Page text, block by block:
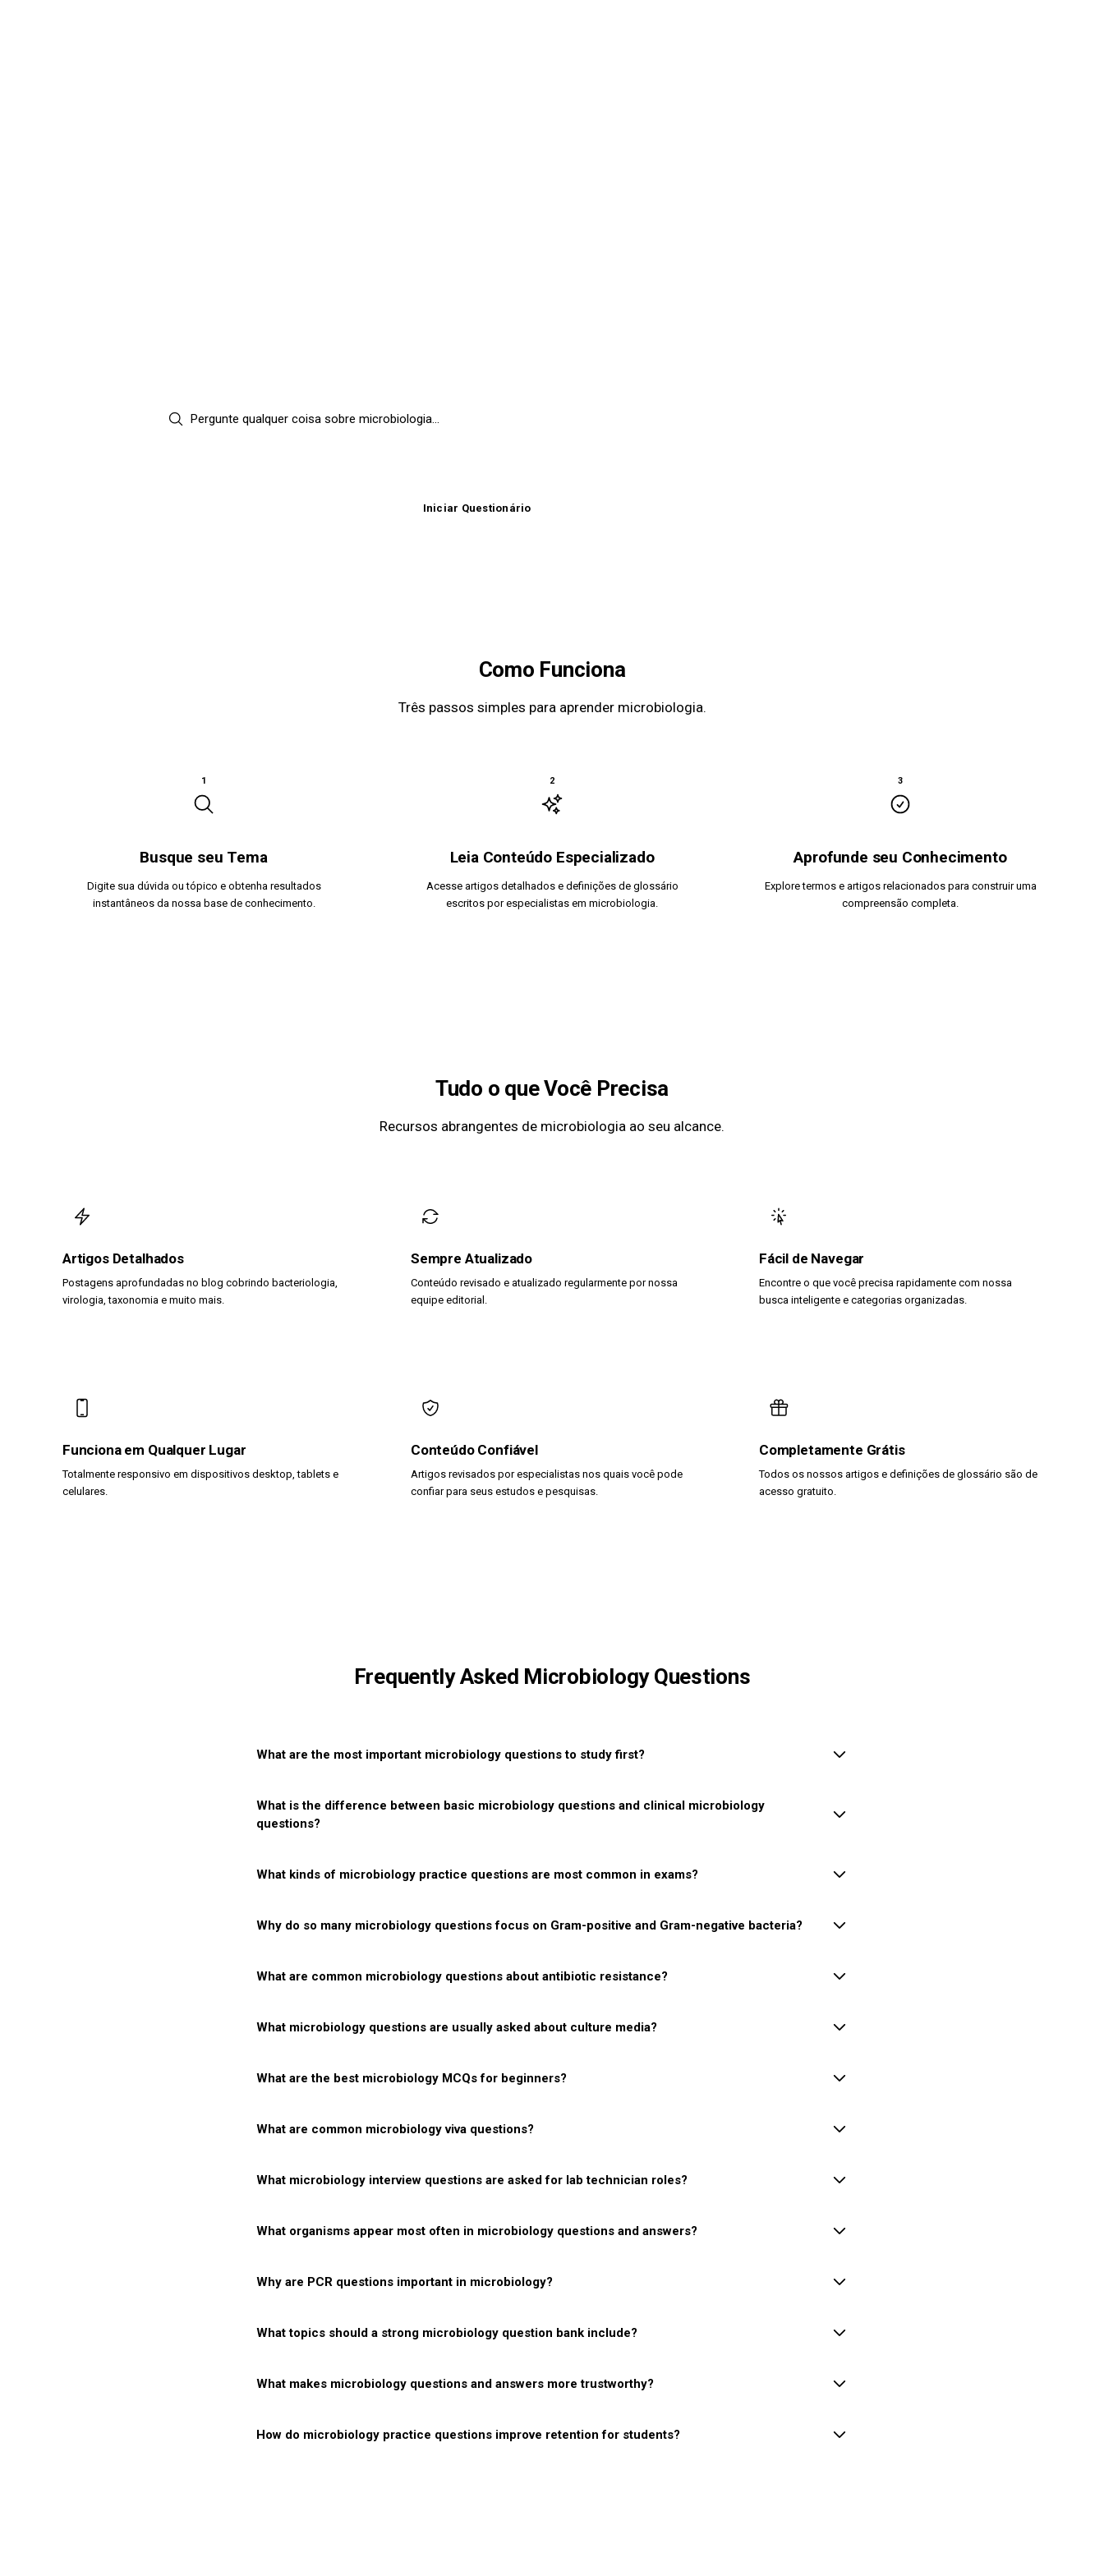
Iniciar Questionário
Como Funciona
Três passos simples para aprender microbiologia.
1
Busque seu Tema
Digite sua dúvida ou tópico e obtenha resultados
instantâneos da nossa base de conhecimento.
2
Leia Conteúdo Especializado
Acesse artigos detalhados e definições de glossário
escritos por especialistas em microbiologia.
3
Aprofunde seu Conhecimento
Explore termos e artigos relacionados para construir uma
compreensão completa.
Tudo o que Você Precisa
Recursos abrangentes de microbiologia ao seu alcance.
Artigos Detalhados
Postagens aprofundadas no blog cobrindo bacteriologia,
virologia, taxonomia e muito mais.
Sempre Atualizado
Conteúdo revisado e atualizado regularmente por nossa
equipe editorial.
Fácil de Navegar
Encontre o que você precisa rapidamente com nossa
busca inteligente e categorias organizadas.
Funciona em Qualquer Lugar
Totalmente responsivo em dispositivos desktop, tablets e
celulares.
Conteúdo Confiável
Artigos revisados por especialistas nos quais você pode
confiar para seus estudos e pesquisas.
Completamente Grátis
Todos os nossos artigos e definições de glossário são de
acesso gratuito.
Frequently Asked Microbiology Questions
What are the most important microbiology questions to study first?
What is the difference between basic microbiology questions and clinical microbiology
questions?
What kinds of microbiology practice questions are most common in exams?
Why do so many microbiology questions focus on Gram-positive and Gram-negative bacteria?
What are common microbiology questions about antibiotic resistance?
What microbiology questions are usually asked about culture media?
What are the best microbiology MCQs for beginners?
What are common microbiology viva questions?
What microbiology interview questions are asked for lab technician roles?
What organisms appear most often in microbiology questions and answers?
Why are PCR questions important in microbiology?
What topics should a strong microbiology question bank include?
What makes microbiology questions and answers more trustworthy?
How do microbiology practice questions improve retention for students?